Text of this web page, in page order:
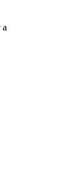
a